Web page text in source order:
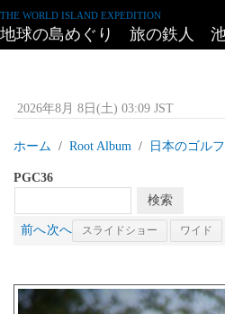
THE WORLD ISLAND EXPEDITION
地球の島めぐり 旅の鉄人
2026年8月 8日(土) 03:09 JST
ホーム Root Album 日本のゴル
PGC36
前へ次へ スライドショー ワイド